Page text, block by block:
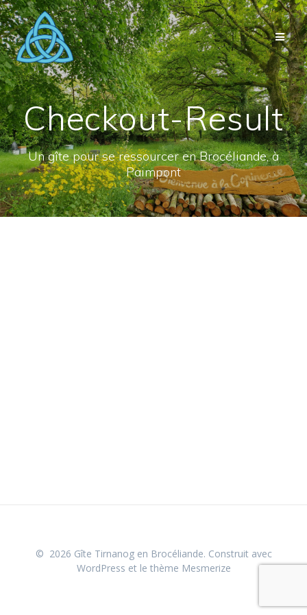
Passer
au
contenu
Checkout-Result
Un gîte pour se ressourcer en Brocéliande, à
Paimpont
© 2026 Gîte Tirnanog en Brocéliande. Construit avec
WordPress et le thème Mesmerize